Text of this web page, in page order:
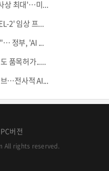
상 최대'…미...
2' 임상 프...
정부, 'AI ...
품목허가.....
…전사적 AI...
PC버전
All rights reserved.